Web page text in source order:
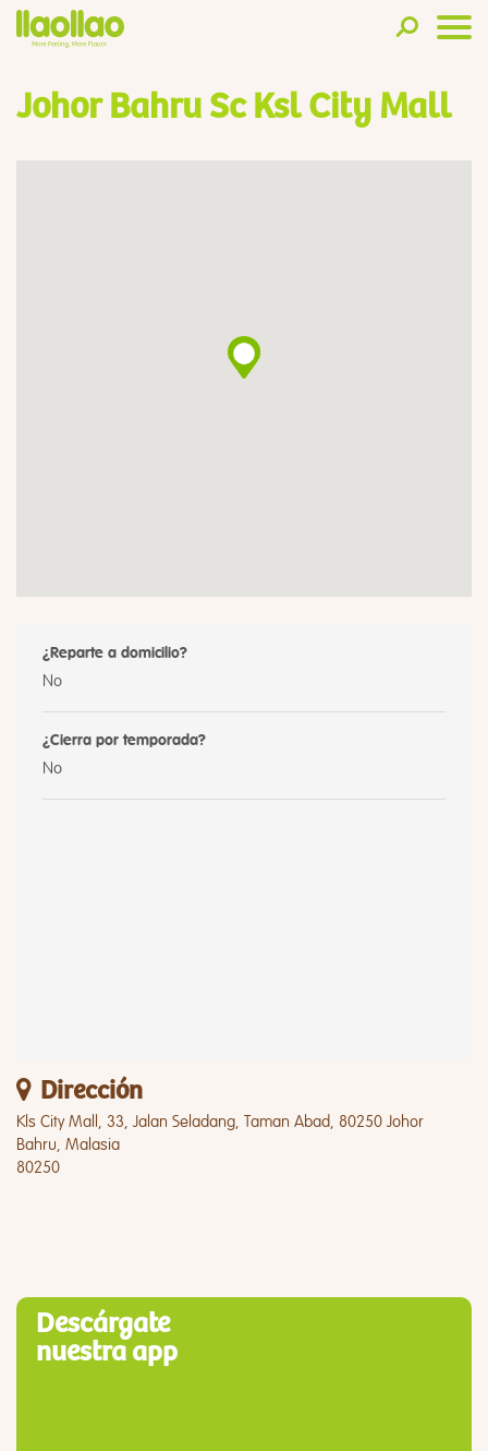
Johor Bahru Sc Ksl City Mall
¿Reparte a domicilio?
No
¿Cierra por temporada?
No
Dirección
Kls City Mall, 33, Jalan Seladang, Taman Abad, 80250 Johor
Bahru, Malasia
80250
Descárgate
nuestra app